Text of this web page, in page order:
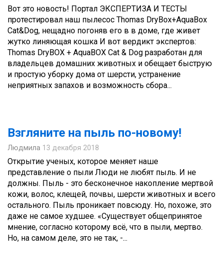
Вот это новость! Портал ЭКСПЕРТИЗА И ТЕСТЫ
протестировал наш пылесос Thomas DryBox+AquaBox
Cat&Dog, нещадно погоняв его в в доме, где живет
жутко линяющая кошка И вот вердикт экспертов:
Thomas DryBOX + AquaBOX Cat & Dog разработан для
владельцев домашних животных и обещает быструю
и простую уборку дома от шерсти, устранение
неприятных запахов и возможность сбора...
Взгляните на пыль по-новому!
Людмила 13 декабря 2018
Открытие ученых, которое меняет наше
представление о пыли Люди не любят пыль. И не
должны. Пыль - это бесконечное накопление мертвой
кожи, волос, клещей, почвы, шерсти животных и всего
остального. Пыль проникает повсюду. Но, похоже, это
даже не самое худшее. «Существует общепринятое
мнение, согласно которому всё, что в пыли, мертво.
Но, на самом деле, это не так, -...